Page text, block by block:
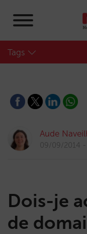
Tags
Aude
09/09/2014
Dois-je
de